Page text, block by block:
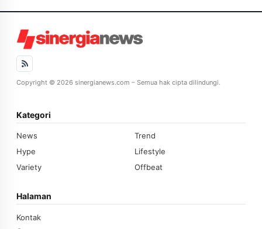
Copyright © 2026 sinergianews.com – Semua hak cipta dilindungi.
Kategori
News
Trend
Hype
Lifestyle
Variety
Offbeat
Halaman
Kontak